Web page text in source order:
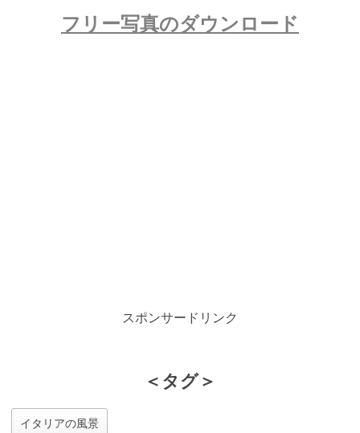
フリー写真のダウンロード
スポンサードリンク
＜タグ＞
イタリアの風景